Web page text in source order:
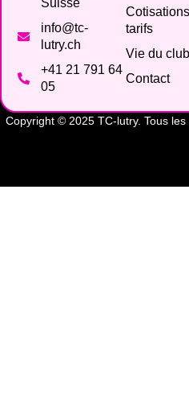
Suisse
info@tc-
lutry.ch
+41 21 791 64
05
tarifs
Vie du club
Contact
Copyright © 2025 TC-lutry. Tous